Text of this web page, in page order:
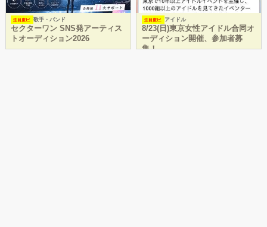
注目度 歌手・バンド
セクターワン SNS発アーティス
トオーディション2026
注目度 アイドル
8/23(日)東京女性アイドル合同オ
ーディション開催、参加者募
集！